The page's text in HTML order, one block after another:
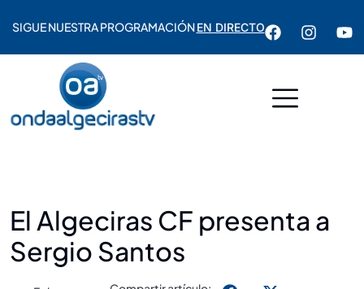
SIGUE NUESTRA PROGRAMACIÓNEN DIRECTO
El Algeciras CF presenta a
Sergio Santos